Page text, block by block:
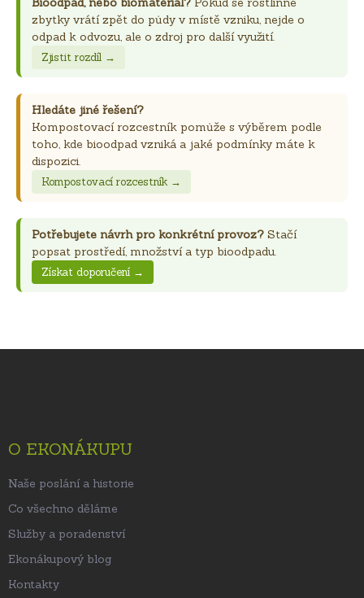
zbytky vrátí zpět do půdy v místě vzniku, nejde o
odpad k odvozu, ale o zdroj pro další využití.
Zjistit rozdíl →
Hledáte jiné řešení?
Kompostovací rozcestník pomůže s výběrem podle
toho, kde bioodpad vzniká a jaké podmínky máte k
dispozici.
Kompostovací rozcestník →
Potřebujete návrh pro konkrétní provoz? Stačí
popsat prostředí, množství a typ bioodpadu.
Získat doporučení →
O EKONÁKUPU
Naše poslání a historie
Co všechno děláme
Služby a poradenství
Ekonákupový blog
Kontakty